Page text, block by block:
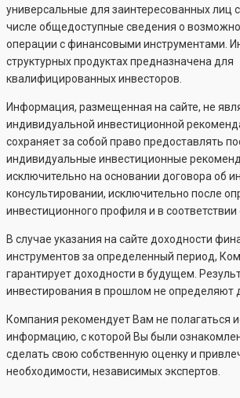
универсальные для заинтересованных лиц
числе общедоступные сведения о
операции с финансовыми инструментами.
структурных продуктах предназначена для
квалифицированных инвесторов.
Информация, размещенная на сайте, не
индивидуальной инвестиционной
сохраняет за собой право предоставлять
индивидуальные инвестиционные
исключительно на основании договора об
консультировании, исключительно после
инвестиционного профиля и в соответствии
В случае указания на сайте доходности
инструментов за определенный период,
гарантирует доходности в будущем.
инвестирования в прошлом не определяют
Компания рекомендует Вам не полагаться
информацию, с которой Вы были
сделать свою собственную оценку и
необходимости, независимых экспертов.